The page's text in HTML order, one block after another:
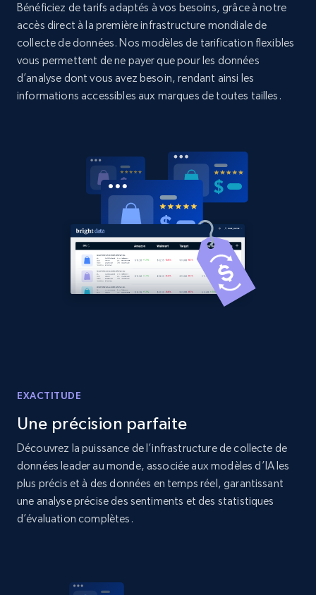
Title, Seller name, Brand, Description, Initial
price, Currency, Availability, Reviews count, and
more.
2.1K+ 375+ Commencer
Amazon products global dataset -
Collecting products by keyword search
Title, Seller name, Brand, Description, Initial
price, Currency, Availability, Reviews count, and
375+ Commencer
more.
2.1K+ 375+
Amazon products global dataset - Collect
Amazon products by seller URL
Bénéficiez de tarifs adaptés à vos besoins, grâce à notre
accès direct à la première infrastructure mondiale de
collecte de données. Nos modèles de tarification flexibles
vous permettent de ne payer que pour les données
d’analyse dont vous avez besoin, rendant ainsi les
informations accessibles aux marques de toutes tailles.
EXACTITUDE
Une précision parfaite
Découvrez la puissance de l’infrastructure de collecte de
données leader au monde, associée aux modèles d’IA les
plus précis et à des données en temps réel, garantissant
une analyse précise des sentiments et des statistiques
d’évaluation complètes.